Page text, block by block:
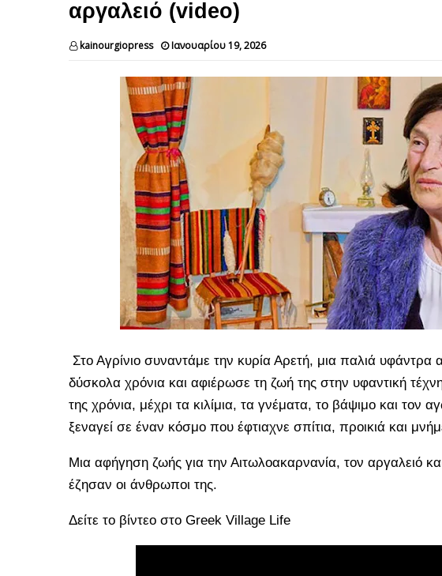
αργαλειό (video)
kainourgiopress Ιανουαρίου 19, 2026
Στο Αγρίνιο συναντάμε την κυρία Αρετή, μια παλιά
δύσκολα χρόνια και αφιέρωσε τη ζωή της στην υφαντική
της χρόνια, μέχρι τα κιλίμια, τα γνέματα, το βάψιμο και
ξεναγεί σε έναν κόσμο που έφτιαχνε σπίτια, προικιά και
Μια αφήγηση ζωής για την Αιτωλοακαρνανία, τον αργαλειό
έζησαν οι άνθρωποι της.
Δείτε το βίντεο στο Greek Village Life